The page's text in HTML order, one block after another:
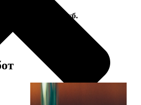
Цена, руб.
рамке